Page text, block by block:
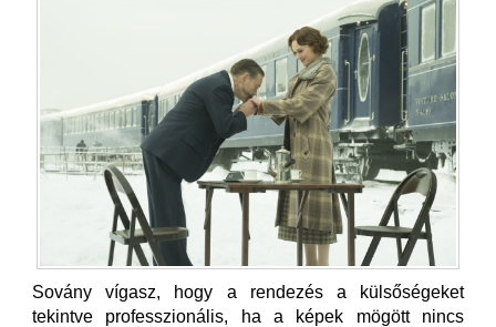
Sovány vígasz, hogy a rendezés a külsőségeket
tekintve professzionális, ha a képek mögött nincs